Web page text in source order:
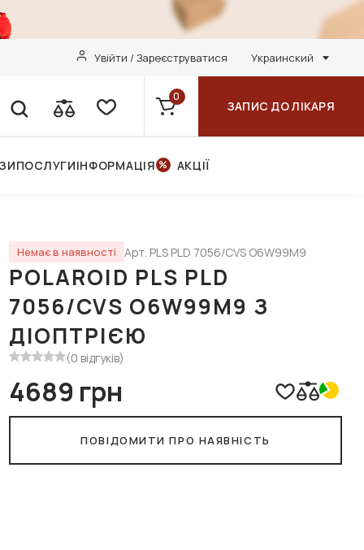
Увійти / Зареєструватися Украинский
0
ЗАПИС ДО ЛІКАРЯ
ПОСЛУГИІНФОРМАЦІЯ АКЦІЇ
Немає в наявності Арт. PLS PLD 7056/CVS O6W99M9
POLAROID PLS PLD
7056/CVS O6W99M9 З
ДІОПТРІЄЮ
(0 відгуків)
4689 грн
ПОВІДОМИТИ ПРО НАЯВНІСТЬ